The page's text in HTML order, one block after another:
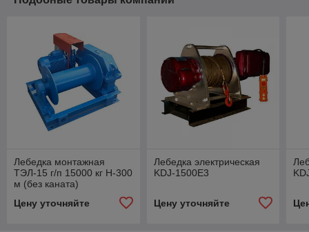
Лебедка монтажная
ТЭЛ-15 г/п 15000 кг Н-300
м (без каната)
Цену уточняйте
Лебедка электрическая
KDJ-1500E3
Цену уточняйте